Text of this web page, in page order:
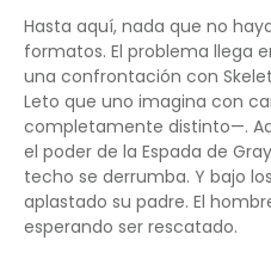
Hasta aquí, nada que no
formatos. El problema llega
una confrontación con
Leto que uno imagina con
completamente distinto—.
el poder de la Espada de
techo se derrumba. Y bajo
aplastado su padre. El
esperando ser rescatado.